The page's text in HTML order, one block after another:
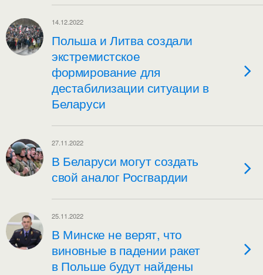
14.12.2022
Польша и Литва создали
экстремистское
формирование для
дестабилизации ситуации в
Беларуси
27.11.2022
В Беларуси могут создать
свой аналог Росгвардии
25.11.2022
В Минске не верят, что
виновные в падении ракет
в Польше будут найдены